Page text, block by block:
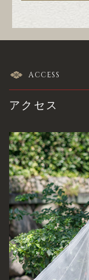
ACCESS
アクセス